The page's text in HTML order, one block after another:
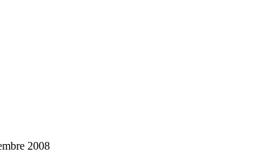
2008